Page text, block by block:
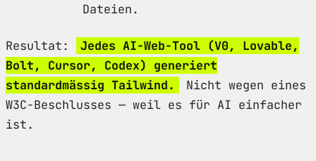
Dateien.
Resultat:
Jedes AI-Web-Tool (V0, Lovable,
Bolt, Cursor, Codex) generiert
standardmässig Tailwind.
Nicht wegen eines
W3C-Beschlusses — weil es für AI einfacher
ist.